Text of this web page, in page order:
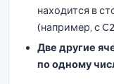
находится в
(например, с
Две другие
по одному